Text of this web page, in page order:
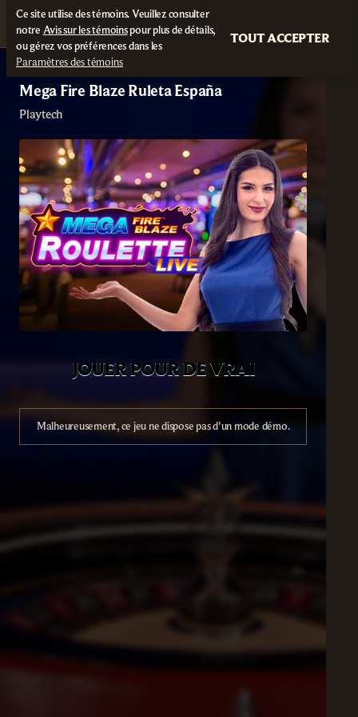
Mega Fire Blaze Ruleta España
Playtech
JOUER POUR DE VRAI
Malheureusement, ce jeu ne dispose pas d'un mode démo.
Ce site utilise des témoins. Veuillez consulter
notre Avis sur les témoinspour plus de détails,
ou gérez vos préférences dans les
Paramètres des témoins
TOUT ACCEPTER